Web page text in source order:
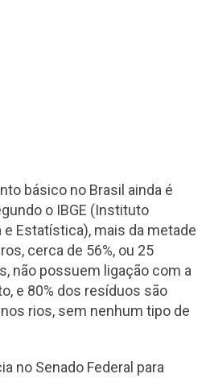
básico no Brasil ainda é
o IBGE (Instituto
e Estatística), mais da metade
cerca de 56%, ou 25
não possuem ligação com a
e 80% dos resíduos são
rios, sem nenhum tipo de
no Senado Federal para